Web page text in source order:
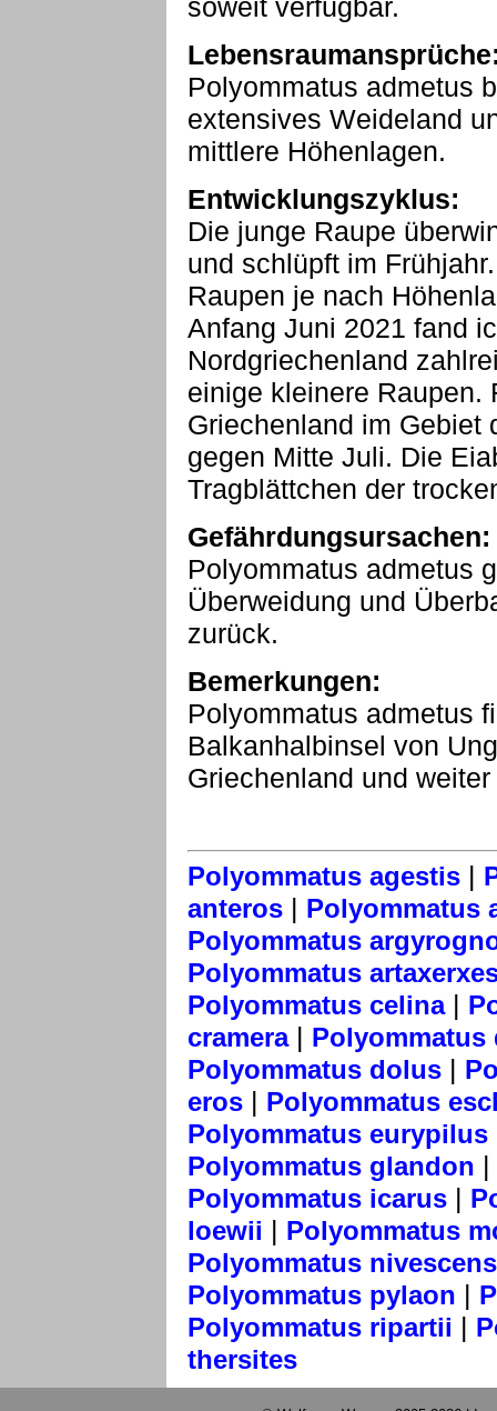
soweit verfügbar.
Polyommatus admetus
extensives Weideland
mittlere Höhenlagen.
Entwicklungszyklus:
Die junge Raupe
und schlüpft im
Raupen je nach
Anfang Juni 2021 fand
Nordgriechenland
einige kleinere Raupen.
Griechenland im Gebiet
gegen Mitte Juli. Die
Tragblättchen der
Gefährdungsursachen:
Polyommatus admetus
Überweidung und
zurück.
Bemerkungen:
Polyommatus admetus
Balkanhalbinsel von
Griechenland und
Polyommatus agestis |
anteros | Polyommatus
Polyommatus
Polyommatus
Polyommatus celina|
cramera| Polyommatus
Polyommatus dolus |
eros | Polyommatus
Polyommatus eurypilus
Polyommatus glandon |
Polyommatus icarus |
loewii | Polyommatus
Polyommatus nivescens
Polyommatus pylaon |
Polyommatus ripartii |
thersites